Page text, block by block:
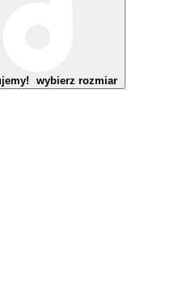
wybierz rozmiar